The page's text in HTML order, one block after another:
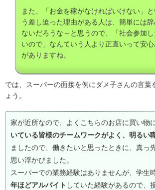
また、「お金を稼がなければいけない」
う差し迫った理由がある人は、簡単には辞
ないだろうな～と思うので、「社会参加し
いので」なんていう人より正直いって安
がありますね。
では、スーパーの面接を例にダメ子さんの言葉
ょう。
家が近所なので、よくこちらのお店に買い物
いている皆様のチームワークがよく、明るい
ましたので、働きたいと思ったときに、真っ
思い浮かびました。
スーパーでの業務経験はありませんが、学生
年ほどアルバイト していた経験があるので、